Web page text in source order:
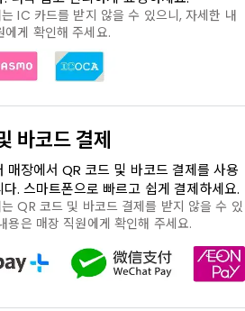
IC 카드를 받지 않을 수 있으니, 자세한 내
에게 확인해 주세요.
바코드 결제
매장에서 QR 코드 및 바코드 결제를 사용
. 스마트폰으로 빠르고 쉽게 결제하세요.
QR 코드 및 바코드 결제를 받지 않을 수 있
용은 매장 직원에게 확인해 주세요.